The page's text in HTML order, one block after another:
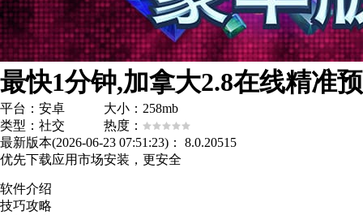
平台：安卓 大小：258mb
类型：社交 热度：
最新版本(2026-06-23 07:51:23)：
8.0.20515
优先下载应用市场安装，更安全
软件介绍
技巧攻略